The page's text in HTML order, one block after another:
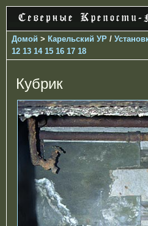
Домой > Карельский УР /
12 13 14 15 16 17 18
Кубрик